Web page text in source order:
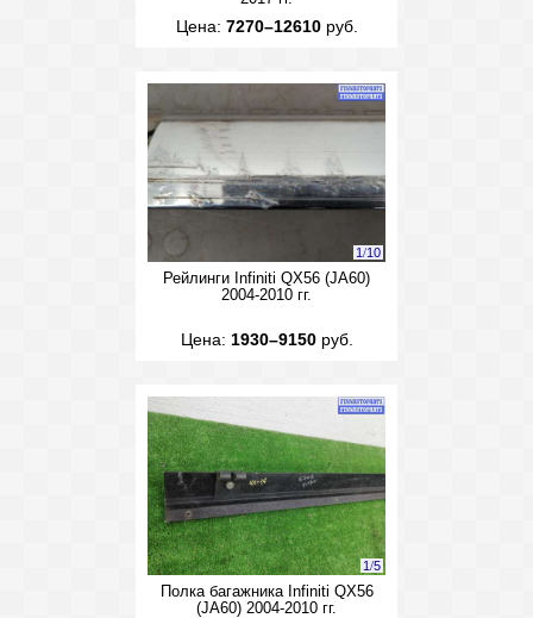
Цена: 7270–12610руб.
1/10
Рейлинги Infiniti QX56 (JA60)
2004-2010 гг.
Цена: 1930–9150руб.
1/5
Полка багажника Infiniti QX56
(JA60) 2004-2010 гг.